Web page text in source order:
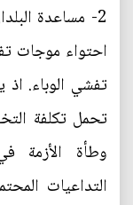
2- مساعدة
احتواء موجات
تفشي الوباء.
تحمل تكلفة
وطأة الأزمة
التداعيات